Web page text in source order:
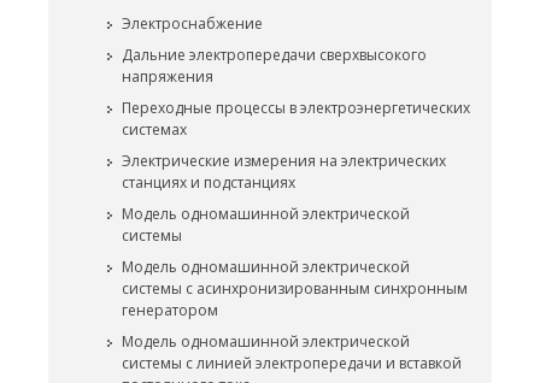
Электроснабжение
Дальние электропередачи сверхвысокого
напряжения
Переходные процессы в электроэнергетических
системах
Электрические измерения на электрических
станциях и подстанциях
Модель одномашинной электрической
системы
Модель одномашинной электрической
системы с асинхронизированным синхронным
генератором
Модель одномашинной электрической
системы с линией электропередачи и вставкой